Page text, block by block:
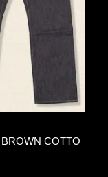
BROWN COTTO